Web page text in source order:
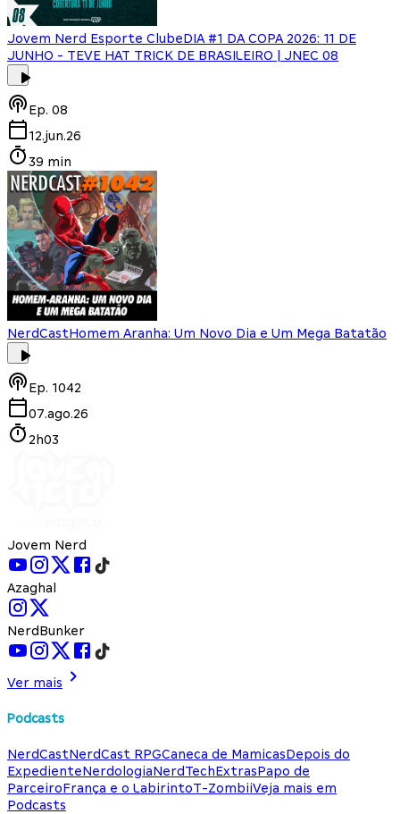
Jovem Nerd Esporte ClubeDIA #1 DA COPA 2026: 11 DE
JUNHO - TEVE HAT TRICK DE BRASILEIRO | JNEC 08
Ep. 08
12.jun.26
39 min
NerdCastHomem Aranha: Um Novo Dia e Um Mega Batatão
Ep. 1042
07.ago.26
2h03
Jovem Nerd
Azaghal
NerdBunker
Ver mais
Podcasts
NerdCastNerdCast RPGCaneca de MamicasDepois do
ExpedienteNerdologiaNerdTechExtrasPapo de
ParceiroFrança e o LabirintoT-ZombiiVeja mais em
Podcasts